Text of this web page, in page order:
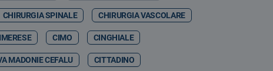
CHIRURGIA SPINALE CHIRURGIA VASCOLARE
CIMO CINGHIALE
MADONIE CEFALU CITTADINO